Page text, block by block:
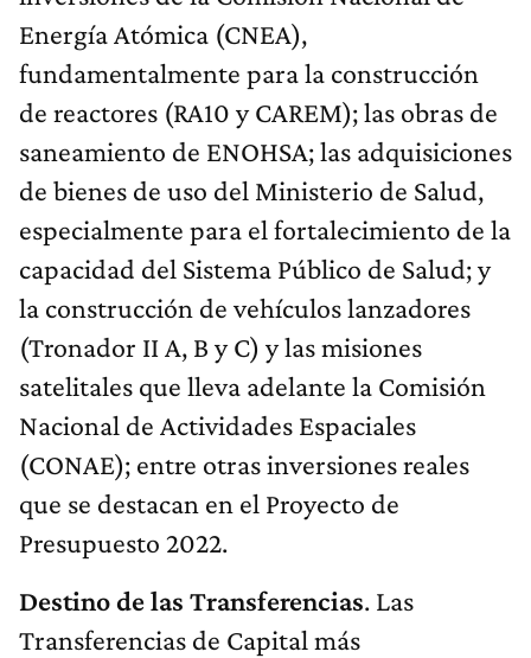
Energía Atómica (CNEA),
fundamentalmente para la construcción
de reactores (RA10 y CAREM); las obras de
saneamiento de ENOHSA; las adquisiciones
de bienes de uso del Ministerio de Salud,
especialmente para el fortalecimiento de la
capacidad del Sistema Público de Salud; y
la construcción de vehículos lanzadores
(Tronador II A, B y C) y las misiones
satelitales que lleva adelante la Comisión
Nacional de Actividades Espaciales
(CONAE); entre otras inversiones reales
que se destacan en el Proyecto de
Presupuesto 2022.
Destino de las Transferencias. Las
Transferencias de Capital más